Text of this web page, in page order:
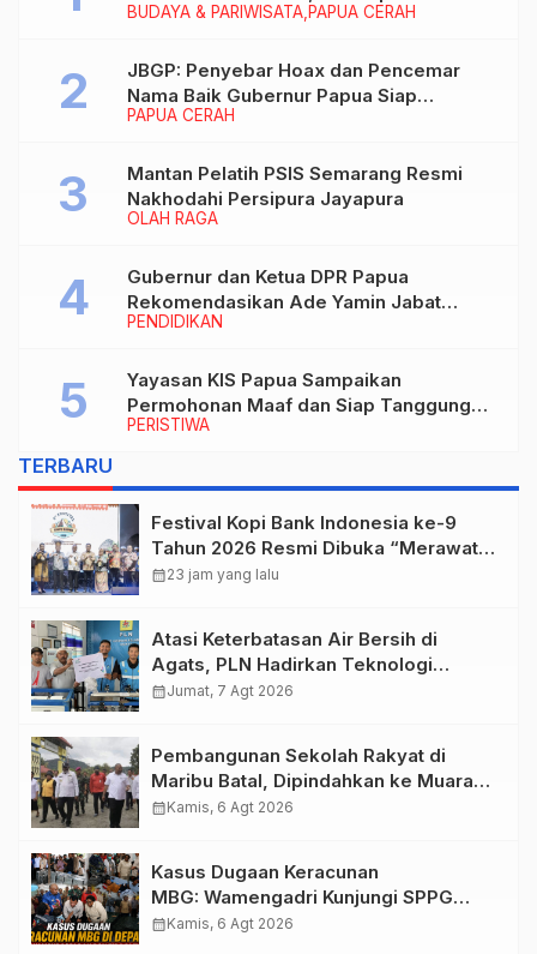
BUDAYA & PARIWISATA PAPUA CERAH
Menikmati Karya Perajin
PAPUA CERAH
JBGP: Penyebar Hoax dan Pencemar
Nama Baik Gubernur Papua Siap
Berhadapan dengan Hukum!
OLAH RAGA
Mantan Pelatih PSIS Semarang Resmi
Nakhodahi Persipura Jayapura
PENDIDIKAN
Gubernur dan Ketua DPR Papua
Rekomendasikan Ade Yamin Jabat
Rektor IAIN Fattahul Muluk Papua
PERISTIWA
Yayasan KIS Papua Sampaikan
Permohonan Maaf dan Siap Tanggung
Biaya Korban Dugaan Keracunan MBG di
TERBARU
Festival Kopi Bank Indonesia ke-9
Tahun 2026 Resmi Dibuka “Merawat
Warisan, Membangun Masa Depan
calendar_month23 jam yang lalu
Atasi Keterbatasan Air Bersih di
Agats, PLN Hadirkan Teknologi
Desalinasi untuk Masjid Saiful Al-
calendar_monthJumat, 7 Agt 2026
Pembangunan Sekolah Rakyat di
Maribu Batal, Dipindahkan ke Muara
Tami, Ini Sebabnya
calendar_monthKamis, 6 Agt 2026
Kasus Dugaan Keracunan
MBG: Wamengadri Kunjungi SPPG
Yayasan KIS Papua, Ini yang
calendar_monthKamis, 6 Agt 2026